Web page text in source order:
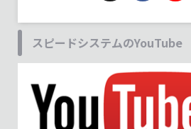
スピードシステムのYouTube